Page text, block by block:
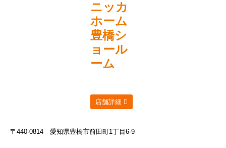
ニッカ
ホーム
豊橋シ
ョール
ーム
店舗詳細
〒440-0814 愛知県豊橋市前田町1丁目6-9